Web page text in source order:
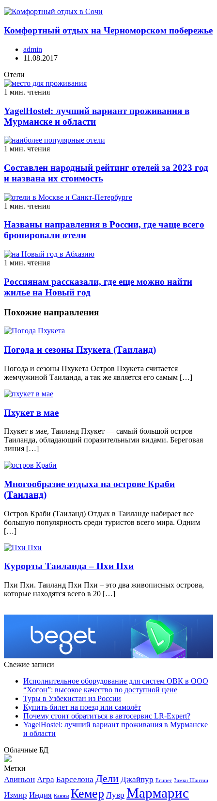
Комфортный отдых на Черноморском побережье
admin
11.08.2017
Отели
1 мин. чтения
YagelHostel: лучший вариант проживания в
Мурманске и области
1 мин. чтения
Составлен народный рейтинг отелей за 2023 год
и названа их стоимость
1 мин. чтения
Названы направления в России, где чаще всего
бронировали отели
1 мин. чтения
Россиянам рассказали, где еще можно найти
жилье на Новый год
Похожие направления
Погода и сезоны Пхукета (Таиланд)
Погода и сезоны Пхукета Остров Пхукета считается
жемчужиной Таиланда, а так же является его самым […]
Пхукет в мае
Пхукет в мае, Таиланд Пхукет — самый большой остров
Таиланда, обладающий поразительными видами. Береговая
линия […]
Многообразие отдыха на острове Краби
(Таиланд)
Остров Краби (Таиланд) Отдых в Таиланде набирает все
большую популярность среди туристов всего мира. Одним
[…]
Курорты Таиланда – Пхи Пхи
Пхи Пхи. Таиланд Пхи Пхи – это два живописных острова,
которые находятся всего в 20 […]
Свежие записи
Исполнительное оборудование для систем ОВК в ООО
“Хогон”: высокое качество по доступной цене
Туры в Узбекистан из России
Купить билет на поезд или самолёт
Почему стоит обратиться в автосервис LR-Expert?
YagelHostel: лучший вариант проживания в Мурманске
и области
Облачные БД
Метки
Авиньон Агра Барселона Дели Джайпур Египет Замки Шантии
Измир Индия Канны Кемер Лувр Мармарис